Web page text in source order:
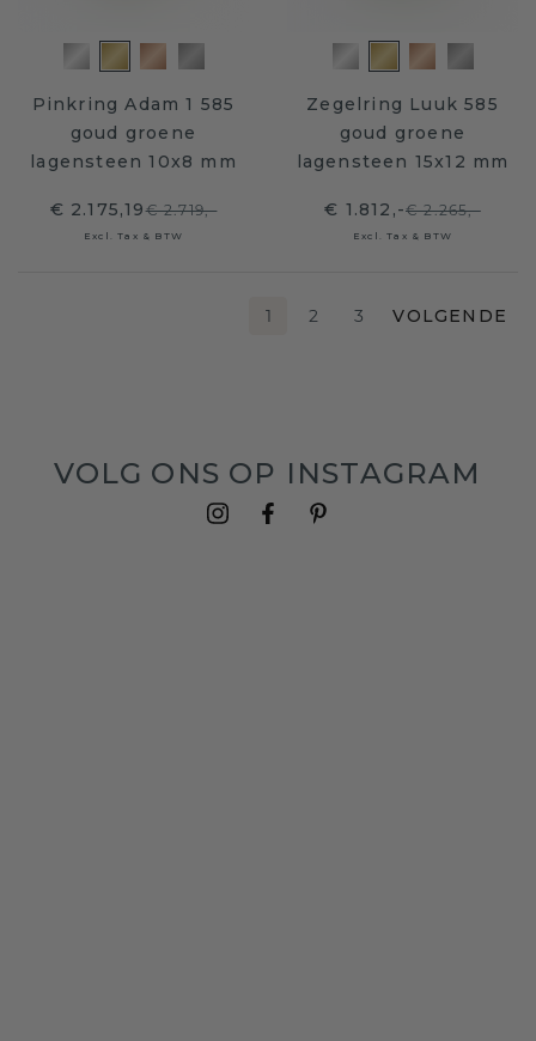
Pinkring Adam 1 585
goud groene
lagensteen 10x8 mm
€ 2.175,19€ 2.719,-
Excl. Tax & BTW
Zegelring Luuk 585
goud groene
lagensteen 15x12 mm
€ 1.812,-€ 2.265,-
Excl. Tax & BTW
1 2 3 VOLGENDE
VOLG ONS OP INSTAGRAM